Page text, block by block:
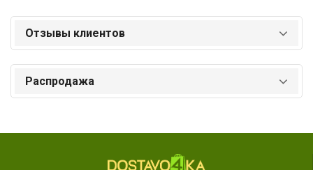
Отзывы клиентов
Распродажа